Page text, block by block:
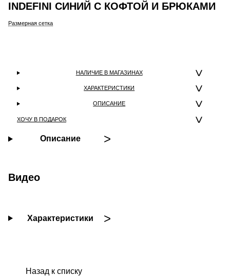
INDEFINI СИНИЙ С КОФТОЙ И БРЮКАМИ
Размерная сетка
НАЛИЧИЕ В МАГАЗИНАХ
ХАРАКТЕРИСТИКИ
ОПИСАНИЕ
ХОЧУ В ПОДАРОК
Описание
Видео
Характеристики
Назад к списку